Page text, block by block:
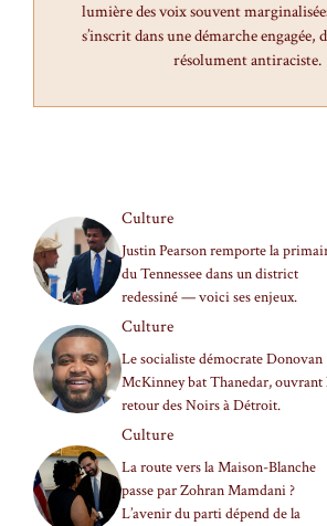
lumière des voix souvent
s’inscrit dans une démarche engagée,
résolument antiraciste.
Culture
Justin Pearson remporte la
du Tennessee dans un district
redessiné — voici ses enjeux.
Culture
Le socialiste démocrate Donovan
McKinney bat Thanedar, ouvrant
retour des Noirs à Détroit.
Culture
La route vers la Maison-Blanche
passe par Zohran Mamdani ?
L’avenir du parti dépend de la